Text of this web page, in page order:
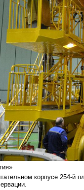
корпусе 254-й